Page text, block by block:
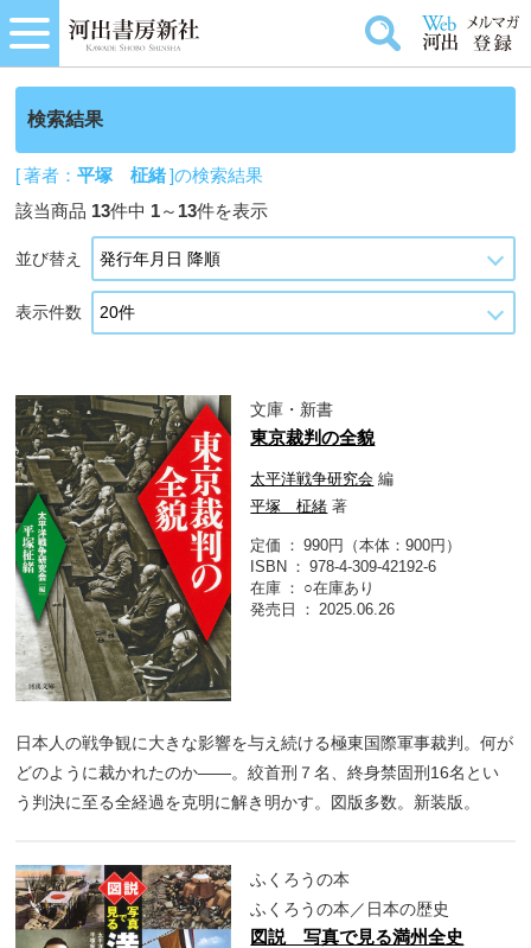
検索結果
[ 著者：平塚 柾緒]の検索結果
該当商品 13件中 1～ 13件を表示
並び替え
表示件数
文庫・新書
東京裁判の全貌
太平洋戦争研究会 編
平塚 柾緒 著
定価
990円（本体：900円）
ISBN
978-4-309-42192-6
在庫
○在庫あり
発売日
2025.06.26
日本人の戦争観に大きな影響を与え続ける極東国際軍事裁判。何が
どのように裁かれたのか――。絞首刑７名、終身禁固刑16名とい
う判決に至る全経過を克明に解き明かす。図版多数。新装版。
ふくろうの本
ふくろうの本／日本の歴史
図説 写真で見る満州全史